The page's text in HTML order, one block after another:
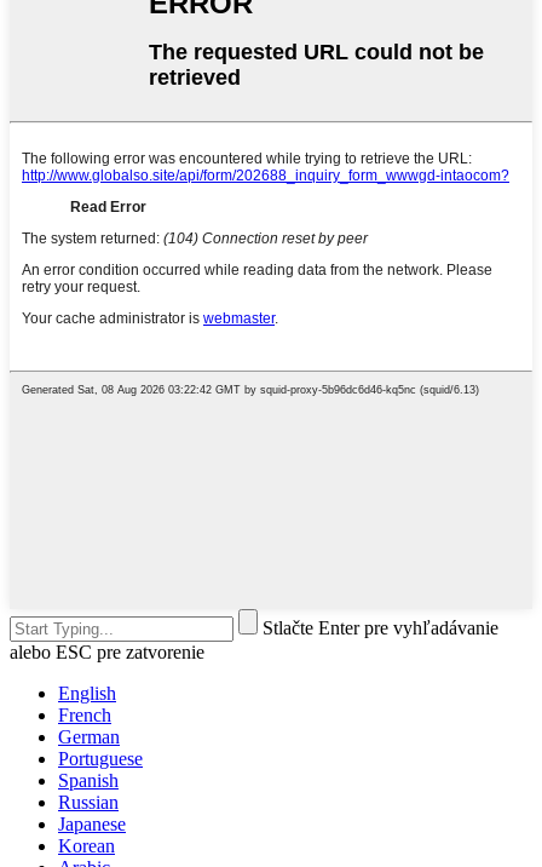
Stlačte Enter pre vyhľadávanie
alebo ESC pre zatvorenie
English
French
German
Portuguese
Spanish
Russian
Japanese
Korean